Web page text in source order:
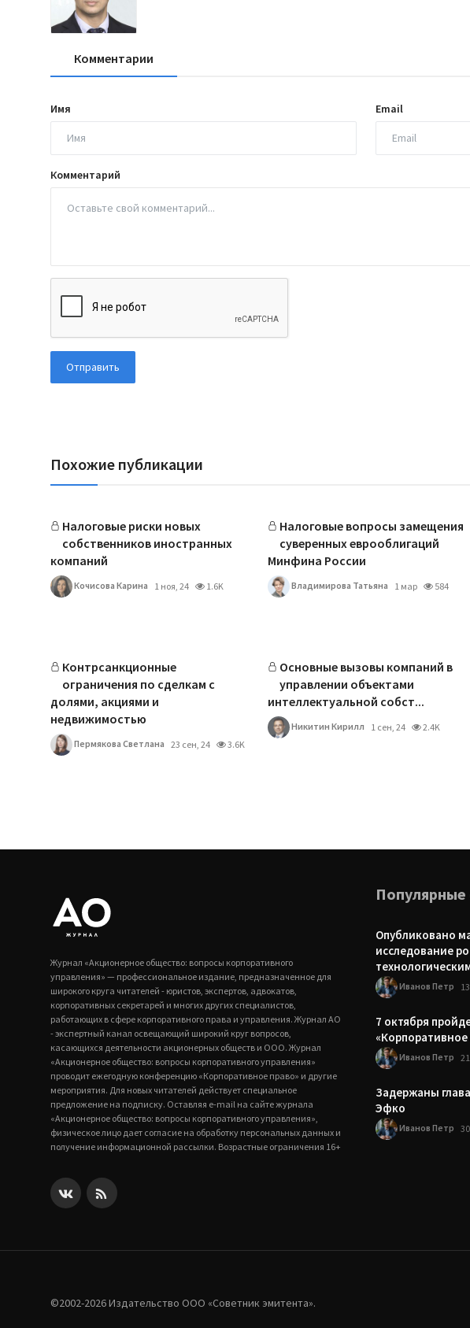
Комментарии
Имя Email
Комментарий
Отправить
Похожие публикации
Налоговые риски новых
собственников иностранных
компаний
Кочисова Карина 1 ноя, 24 1.6K
Налоговые вопросы замещения
суверенных еврооблигаций
Минфина России
Владимирова Татьяна 1 мар 584
Контрсанкционные
ограничения по сделкам с
долями, акциями и
недвижимостью
Пермякова Светлана 23 сен, 24 3.6K
Основные вызовы компаний в
управлении объектами
интеллектуальной собст...
Никитин Кирилл 1 сен, 24 2.4K
Журнал «Акционерное общество: вопросы корпоративного
управления» — профессиональное издание, предназначенное для
широкого круга читателей - юристов, экспертов, адвокатов,
корпоративных секретарей и многих других специалистов,
работающих в сфере корпоративного права и управления. Журнал АО
- экспертный канал освещающий широкий круг вопросов,
касающихся деятельности акционерных обществ и ООО. Журнал
«Акционерное общество: вопросы корпоративного управления»
проводит ежегодную конференцию «Корпоративное право» и другие
мероприятия. Для новых читателей действует специальное
предложение на подписку. Оставляя e-mail на сайте журнала
«Акционерное общество: вопросы корпоративного управления»,
физическое лицо дает согласие на обработку персональных данных и
получение информационной рассылки. Возрастные ограничения 16+
Популярные
Опубликовано
исследование
Иванов Петр
7 октября
«Корпоративное
Иванов Петр
Задержаны
Эфко
Иванов Петр
©2002-2026 Издательство ООО «‎Советник эмитента».